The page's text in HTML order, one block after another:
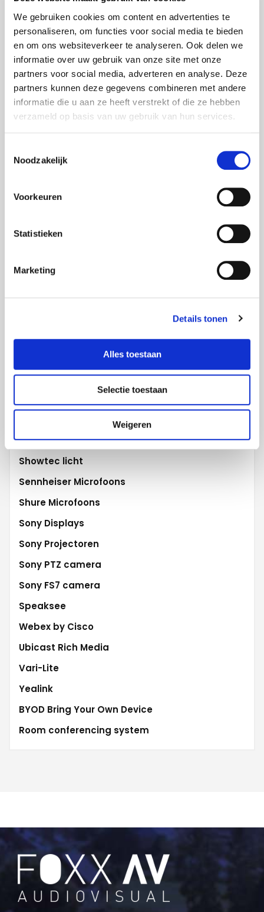
We gebruiken cookies om content en advertenties te
personaliseren, om functies voor social media te bieden
en om ons websiteverkeer te analyseren. Ook delen we
informatie over uw gebruik van onze site met onze
partners voor social media, adverteren en analyse. Deze
partners kunnen deze gegevens combineren met andere
informatie die u aan ze heeft verstrekt of die ze hebben
verzameld op basis van uw gebruik van hun services.
Noodzakelijk
Voorkeuren
Statistieken
Marketing
Details tonen
Alles toestaan
Selectie toestaan
Weigeren
LG Displays
LG Videowalls
Logitech
Martin Harman Light
Meyer Sound luidsprekers
MS Surface Hub 2S
Oxo Light
Panasonic camera's
Polycom
Projecta
Robe Lighting
Samsung Displays
Scala digital signage
Sharp WCD
Showtec licht
Sennheiser Microfoons
Shure Microfoons
Sony Displays
Sony Projectoren
Sony PTZ camera
Sony FS7 camera
Speaksee
Webex by Cisco
Ubicast Rich Media
Vari-Lite
Yealink
BYOD Bring Your Own Device
Room conferencing system